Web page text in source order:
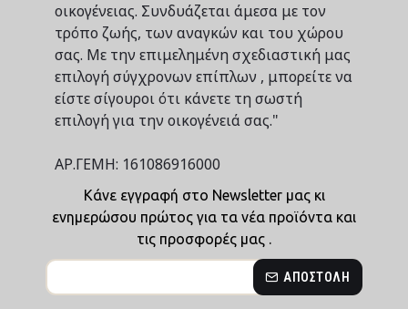
οικογένειας. Συνδυάζεται άμεσα με τον
τρόπο ζωής, των αναγκών και του χώρου
σας. Με την επιμελημένη σχεδιαστική μας
επιλογή σύγχρονων επίπλων , μπορείτε να
είστε σίγουροι ότι κάνετε τη σωστή
επιλογή για την οικογένειά σας."
ΑΡ.ΓΕΜΗ: 161086916000
Κάνε εγγραφή στο Newsletter μας κι
ενημερώσου πρώτος για τα νέα προϊόντα και
τις προσφορές μας .
ΑΠΟΣΤΟΛΉ